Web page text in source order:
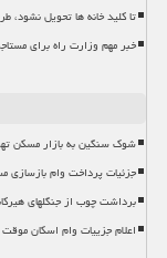
تا کلید خانه ها تحویل نشود،
خبر مهم وزارت راه برای
شوک سنگین به بازار مسکن
جزئیات پرداخت وام بازسازی
برداشت چوب از جنگلهای
اعلام جزییات وام اسکان